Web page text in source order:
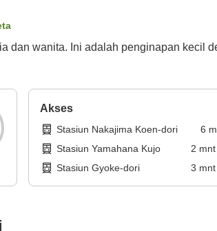
dan wanita. Ini adalah penginapan kecil
Akses
Stasiun Nakajima Koen-dori 6
Stasiun Yamahana Kujo
2 mnt
Stasiun Gyoke-dori
3 mnt